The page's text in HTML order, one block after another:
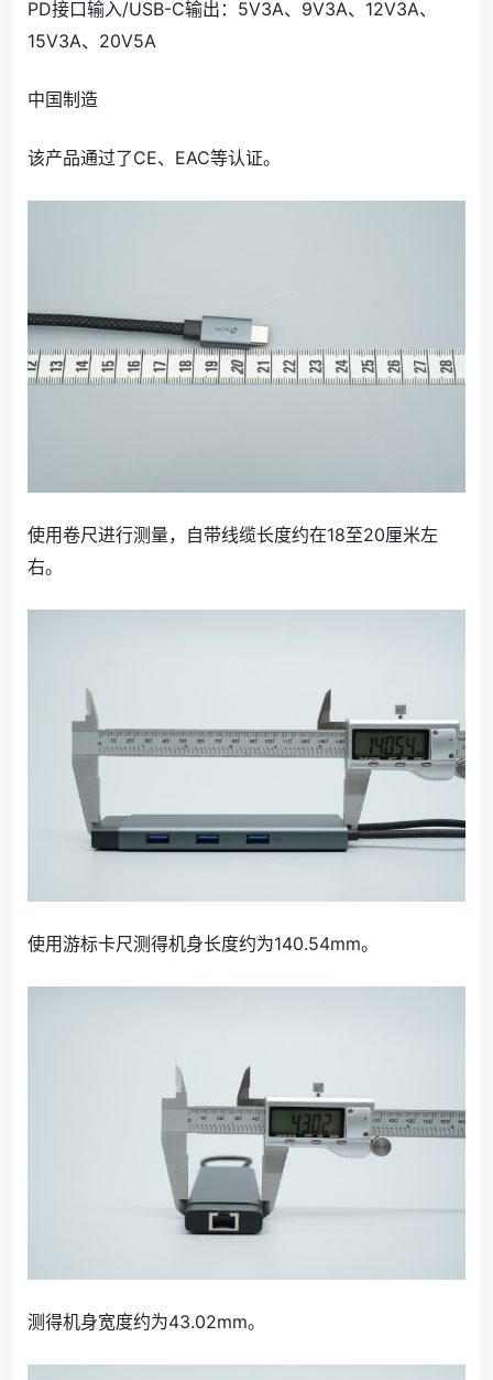
PD接口输入/USB-C输出：5V3A、9V3A、12V3A、
15V3A、20V5A
中国制造
该产品通过了CE、EAC等认证。
使用卷尺进行测量，自带线缆长度约在18至20厘米左
右。
使用游标卡尺测得机身长度约为140.54mm。
测得机身宽度约为43.02mm。